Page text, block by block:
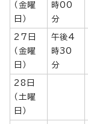
（金曜
日）
時00
分
27日
（金曜
日）
午後4
時30
分
28日
（土曜
日）